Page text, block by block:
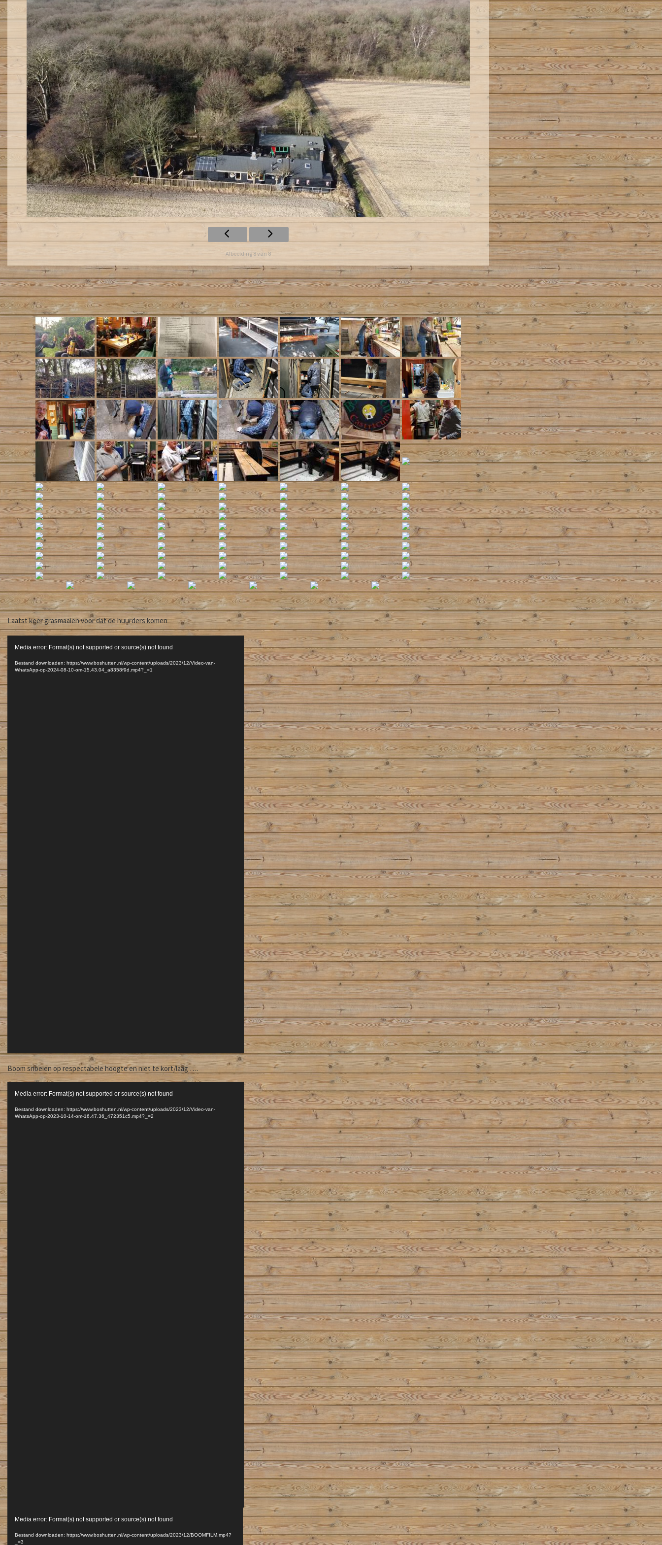
Afbeelding 8 van 8
Laatst keer grasmaaien voor dat de huurders komen
Videospeler
Media error: Format(s) not supported or source(s) not found
Bestand downloaden: https://www.boshutten.nl/wp-content/uploads/2023/12/Video-van-
WhatsApp-op-2024-08-10-om-15.43.04_a8358f9d.mp4?_=1
Boom snoeien op respectabele hoogte en niet te kort/laag ….
Videospeler
Media error: Format(s) not supported or source(s) not found
Bestand downloaden: https://www.boshutten.nl/wp-content/uploads/2023/12/Video-van-
WhatsApp-op-2023-10-14-om-16.47.36_472351c5.mp4?_=2
Media error: Format(s) not supported or source(s) not found
Bestand downloaden: https://www.boshutten.nl/wp-content/uploads/2023/12/BOOMFILM.mp4?
_=3